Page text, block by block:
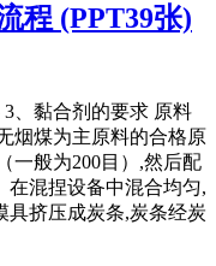
程 (PPT39张)
、黏合剂的要求 原料
烟煤为主原料的合格原
一般为200目）,然后配
在混捏设备中混合均匀,
具挤压成炭条,炭条经炭